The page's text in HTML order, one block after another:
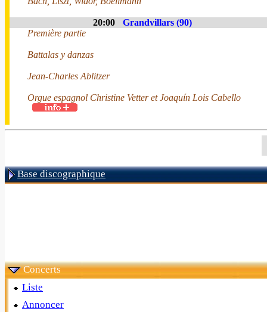
20:00
Grandvillars (90)
Première partie
Battalas y danzas
Jean-Charles Ablitzer
Orgue espagnol Christine Vetter et Joaquín Lois Cabello
Base discographique
Concerts
Liste
Annoncer